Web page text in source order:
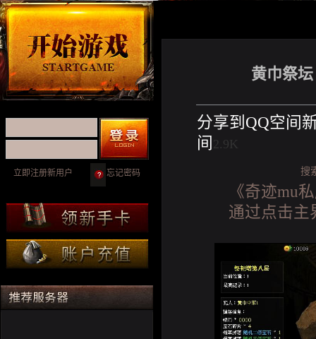
忘记密码
立即注册新用户
黄巾祭
分享到 QQ空间
间 2.9K
搜
《奇迹mu私
通过点击主界